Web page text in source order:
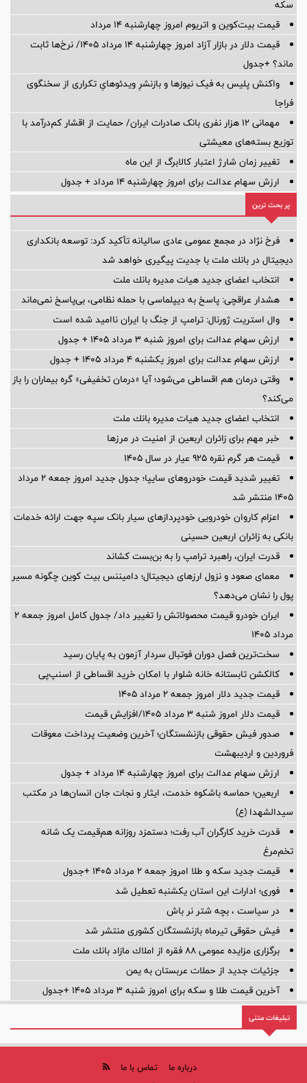
سکه
قیمت بیت‌کوین و اتریوم امروز چهارشنبه ۱۴ مرداد
قیمت دلار در بازار آزاد امروز چهارشنبه ۱۴ مرداد ۱۴۰۵/ نرخ‌ها ثابت
ماند؟ +جدول
واکنش پلیس به فیک نیوزها و بازنشرِ ویدئوهایِ تکراری از سخنگوی
فراجا
مهمانی ۱۲ هزار نفری بانک صادرات ایران/ حمایت از اقشار کم‌درآمد با
توزیع بسته‌های معیشتی
تغییر زمان شارژ اعتبار کالابرگ از این ماه
ارزش سهام عدالت برای امروز چهارشنبه ۱۴ مرداد + جدول
پر بحث ترین
فرخ نژاد در مجمع عمومی عادی سالیانه تأكید كرد: توسعه بانكداری
دیجیتال در بانك ملت با جدیت پیگیری خواهد شد
انتخاب اعضای جدید هیات مدیره بانك ملت
هشدار عراقچی: پاسخ به دیپلماسی با حمله نظامی، بی‌پاسخ نمی‌ماند
وال استریت ژورنال: ترامپ از جنگ با ایران ناامید شده است
ارزش سهام عدالت برای امروز شنبه ۳ مرداد ۱۴۰۵ + جدول
ارزش سهام عدالت برای امروز یکشنبه ۴ مرداد ۱۴۰۵ + جدول
وقتی درمان هم اقساطی می‌شود؛ آیا «درمان تخفیفی» گره بیماران را باز
می‌کند؟
انتخاب اعضای جدید هیات مدیره بانك ملت
خبر مهم برای زائران اربعین از امنیت در مرزها
قیمت هر گرم نقره ۹۲۵ عیار در سال ۱۴۰۵
تغییر شدید قیمت خودروهای سایپا؛ جدول جدید امروز جمعه ۲ مرداد
۱۴۰۵ منتشر شد
اعزام کاروان خودرویی خودپردازهای سیار بانک سپه جهت ارائه خدمات
بانکی به زائران اربعین حسینی
قدرت ایران، راهبرد ترامپ را به بن‌بست کشاند
معمای صعود و نزول ارزهای دیجیتال؛ دامیننس بیت کوین چگونه مسیر
پول را نشان می‌دهد؟
ایران خودرو قیمت‌ محصولاتش را تغییر داد/ جدول کامل امروز جمعه ۲
مرداد ۱۴۰۵
سخت‌ترین فصل دوران فوتبال سردار آزمون به پایان رسید
کالکشن تابستانه خانه شلوار با امکان خرید اقساطی از اسنپ‌پی
قیمت جدید دلار امروز جمعه ۲ مرداد ۱۴۰۵
قیمت دلار امروز شنبه ۳ مرداد ۱۴۰۵/افزایش قیمت
صدور فیش حقوقی بازنشستگان؛ آخرین وضعیت پرداخت معوقات
فروردین و اردیبهشت
ارزش سهام عدالت برای امروز چهارشنبه ۱۴ مرداد + جدول
اربعین؛ حماسه باشکوه خدمت، ایثار و نجات جان انسان‌ها در مکتب
سیدالشهدا (ع)
قدرت خرید کارگران آب رفت؛ دستمزد روزانه هم‌قیمت یک شانه
تخم‌مرغ
قیمت جدید سکه و طلا امروز جمعه ۲ مرداد ۱۴۰۵ +جدول
فوری؛ ادارات این استان یکشنبه تعطیل شد
در سیاست ، بچه شتر نر باش
فیش حقوقی تیرماه بازنشستگان کشوری منتشر شد
برگزاری مزایده عمومی 88 فقره از املاك مازاد بانك ملت
جزئیات جدید از حملات عربستان به یمن
آخرین قیمت طلا و سکه برای امروز شنبه ۳ مرداد ۱۴۰۵ +جدول
تبلیغات متنی
درباره ما
تماس با ما